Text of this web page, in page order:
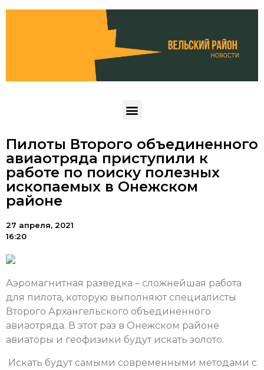
Пилоты Второго объединенного
авиаотряда приступили к
работе по поиску полезных
ископаемых в Онежском
районе
27 апреля, 2021
16:20
Аэромагнитная разведка – сложнейшая работа
для пилота, которую выполняют специалисты
Второго Архангельского объединенного
авиаотряда. В этот раз в Онежском районе
авиаторы и геофизики будут искать золото.
Искать будут самыми современными методами с